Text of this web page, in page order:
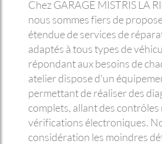
Chez GARAGE MISTRIS LA
nous sommes fiers de
étendue de services de
adaptés à tous types de
répondant aux besoins de
atelier dispose d'un
permettant de réaliser des
complets, allant des contrôles
vérifications électroniques.
considération les moindres